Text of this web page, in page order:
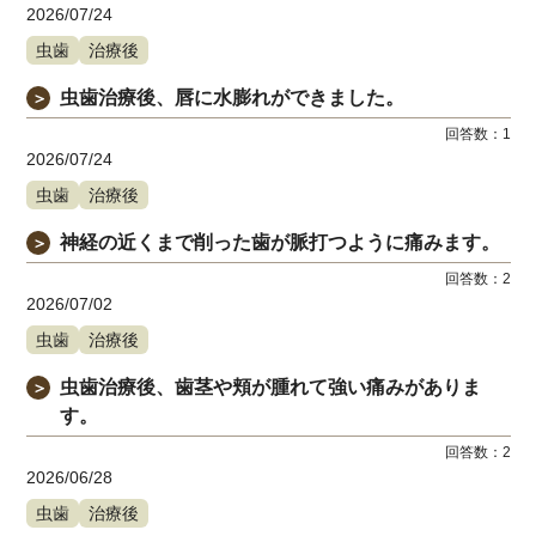
2026/07/24
虫歯
治療後
＞ 虫歯治療後、唇に水膨れができました。
回答数： 1
2026/07/24
虫歯
治療後
＞ 神経の近くまで削った歯が脈打つように痛みます。
回答数： 2
2026/07/02
虫歯
治療後
＞
虫歯治療後、歯茎や頬が腫れて強い痛みがありま
す。
回答数： 2
2026/06/28
虫歯
治療後